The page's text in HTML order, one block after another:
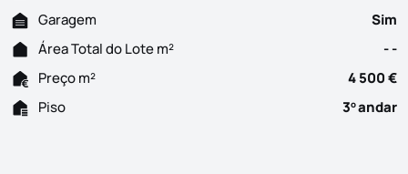
Garagem
Sim
Área Total do Lote m²
- -
Preço m²
4 500 €
Piso
3oandar